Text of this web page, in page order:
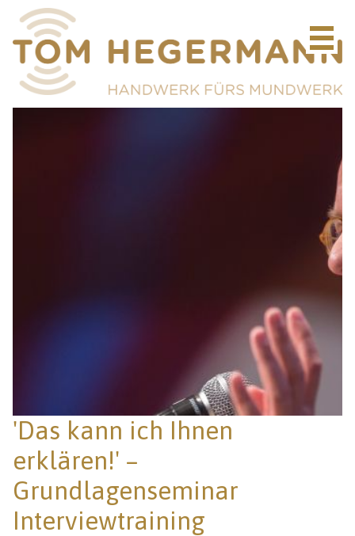
'Das kann ich Ihnen
erklären!' –
Grundlagenseminar
Interviewtraining